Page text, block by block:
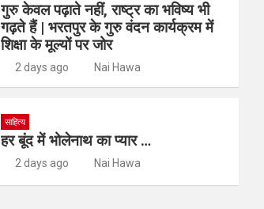
गुरु केवल पढ़ाते नहीं, राष्ट्र का भविष्य भी
गढ़ते हैं | भरतपुर के गुरु वंदन कार्यक्रम में
शिक्षा के मूल्यों पर जोर
2 days ago Nai Hawa
साहित्य
हर बूंद में भोलेनाथ का प्यार …
2 days ago Nai Hawa